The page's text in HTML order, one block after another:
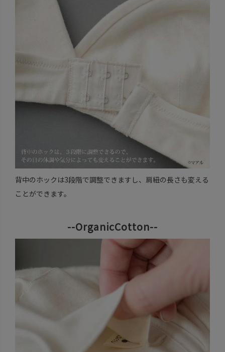
背中のホックは3段階で調整できますし、肩紐の長さも変える
ことができます。
--OrganicCotton--